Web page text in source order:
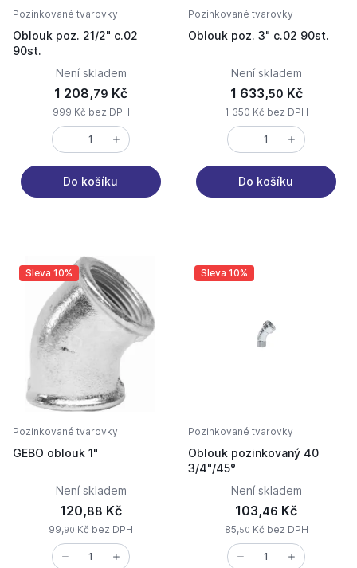
Pozinkované tvarovky
Oblouk poz. 21/2" c.02
90st.
Není skladem
1 208,79 Kč
999 Kč bez DPH
Do košíku
Pozinkované tvarovky
Oblouk poz. 3" c.02 90st.
Není skladem
1 633,50 Kč
1 350 Kč bez DPH
Do košíku
Sleva 10%
Pozinkované tvarovky
GEBO oblouk 1"
Není skladem
120,88 Kč
99,90 Kč bez DPH
Sleva 10%
Pozinkované tvarovky
Oblouk pozinkovaný 40
3/4"/45°
Není skladem
103,46 Kč
85,50 Kč bez DPH